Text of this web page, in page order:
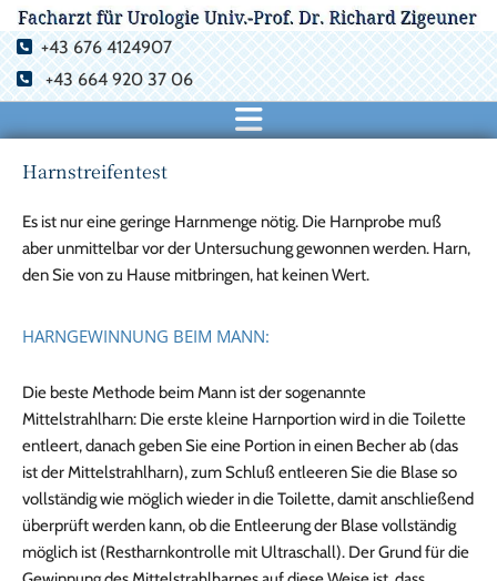
 +43 676 4124907
 +43 664 920 37 06
Harnstreifentest
Es ist nur eine geringe Harnmenge nötig. Die Harnprobe muß
aber unmittelbar vor der Untersuchung gewonnen werden. Harn,
den Sie von zu Hause mitbringen, hat keinen Wert.
HARNGEWINNUNG BEIM MANN:
Die beste Methode beim Mann ist der sogenannte
Mittelstrahlharn: Die erste kleine Harnportion wird in die Toilette
entleert, danach geben Sie eine Portion in einen Becher ab (das
ist der Mittelstrahlharn), zum Schluß entleeren Sie die Blase so
vollständig wie möglich wieder in die Toilette, damit anschließend
überprüft werden kann, ob die Entleerung der Blase vollständig
möglich ist (Restharnkontrolle mit Ultraschall). Der Grund für die